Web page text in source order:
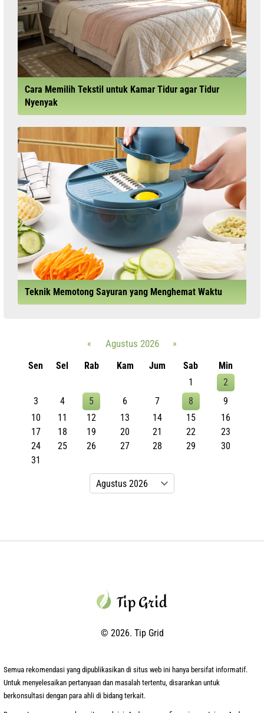
Cara Memilih Tekstil untuk Kamar Tidur agar Tidur
Nyenyak
Teknik Memotong Sayuran yang Menghemat Waktu
« Agustus 2026
»
Sen
Sel Rab Kam Jum Sab
Min
1
2
3
4 5 6 7 8
9
10
11 12 13 14 15
16
17
18 19 20 21 22
23
24
25 26 27 28 29
30
31
© 2026. Tip Grid
Semua rekomendasi yang dipublikasikan di situs web ini hanya bersifat informatif.
Untuk menyelesaikan pertanyaan dan masalah tertentu, disarankan untuk
berkonsultasi dengan para ahli di bidang terkait.